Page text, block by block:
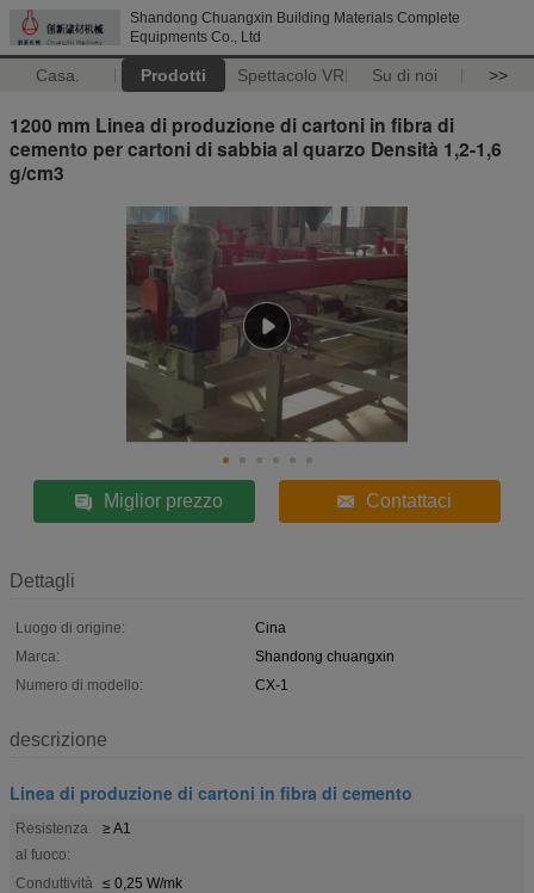
Shandong Chuangxin Building Materials Complete
Equipments Co., Ltd
Casa. Prodotti Spettacolo VR Su di noi >>
1200 mm Linea di produzione di cartoni in fibra di
cemento per cartoni di sabbia al quarzo Densità 1,2-1,6
g/cm3
Miglior prezzo Contattaci
Dettagli
Luogo di origine:
Cina
Marca:
Shandong chuangxin
Numero di modello:
CX-1
descrizione
Linea di produzione di cartoni in fibra di cemento
Resistenza
al fuoco:
≥ A1
Conduttività ≤ 0,25 W/mk